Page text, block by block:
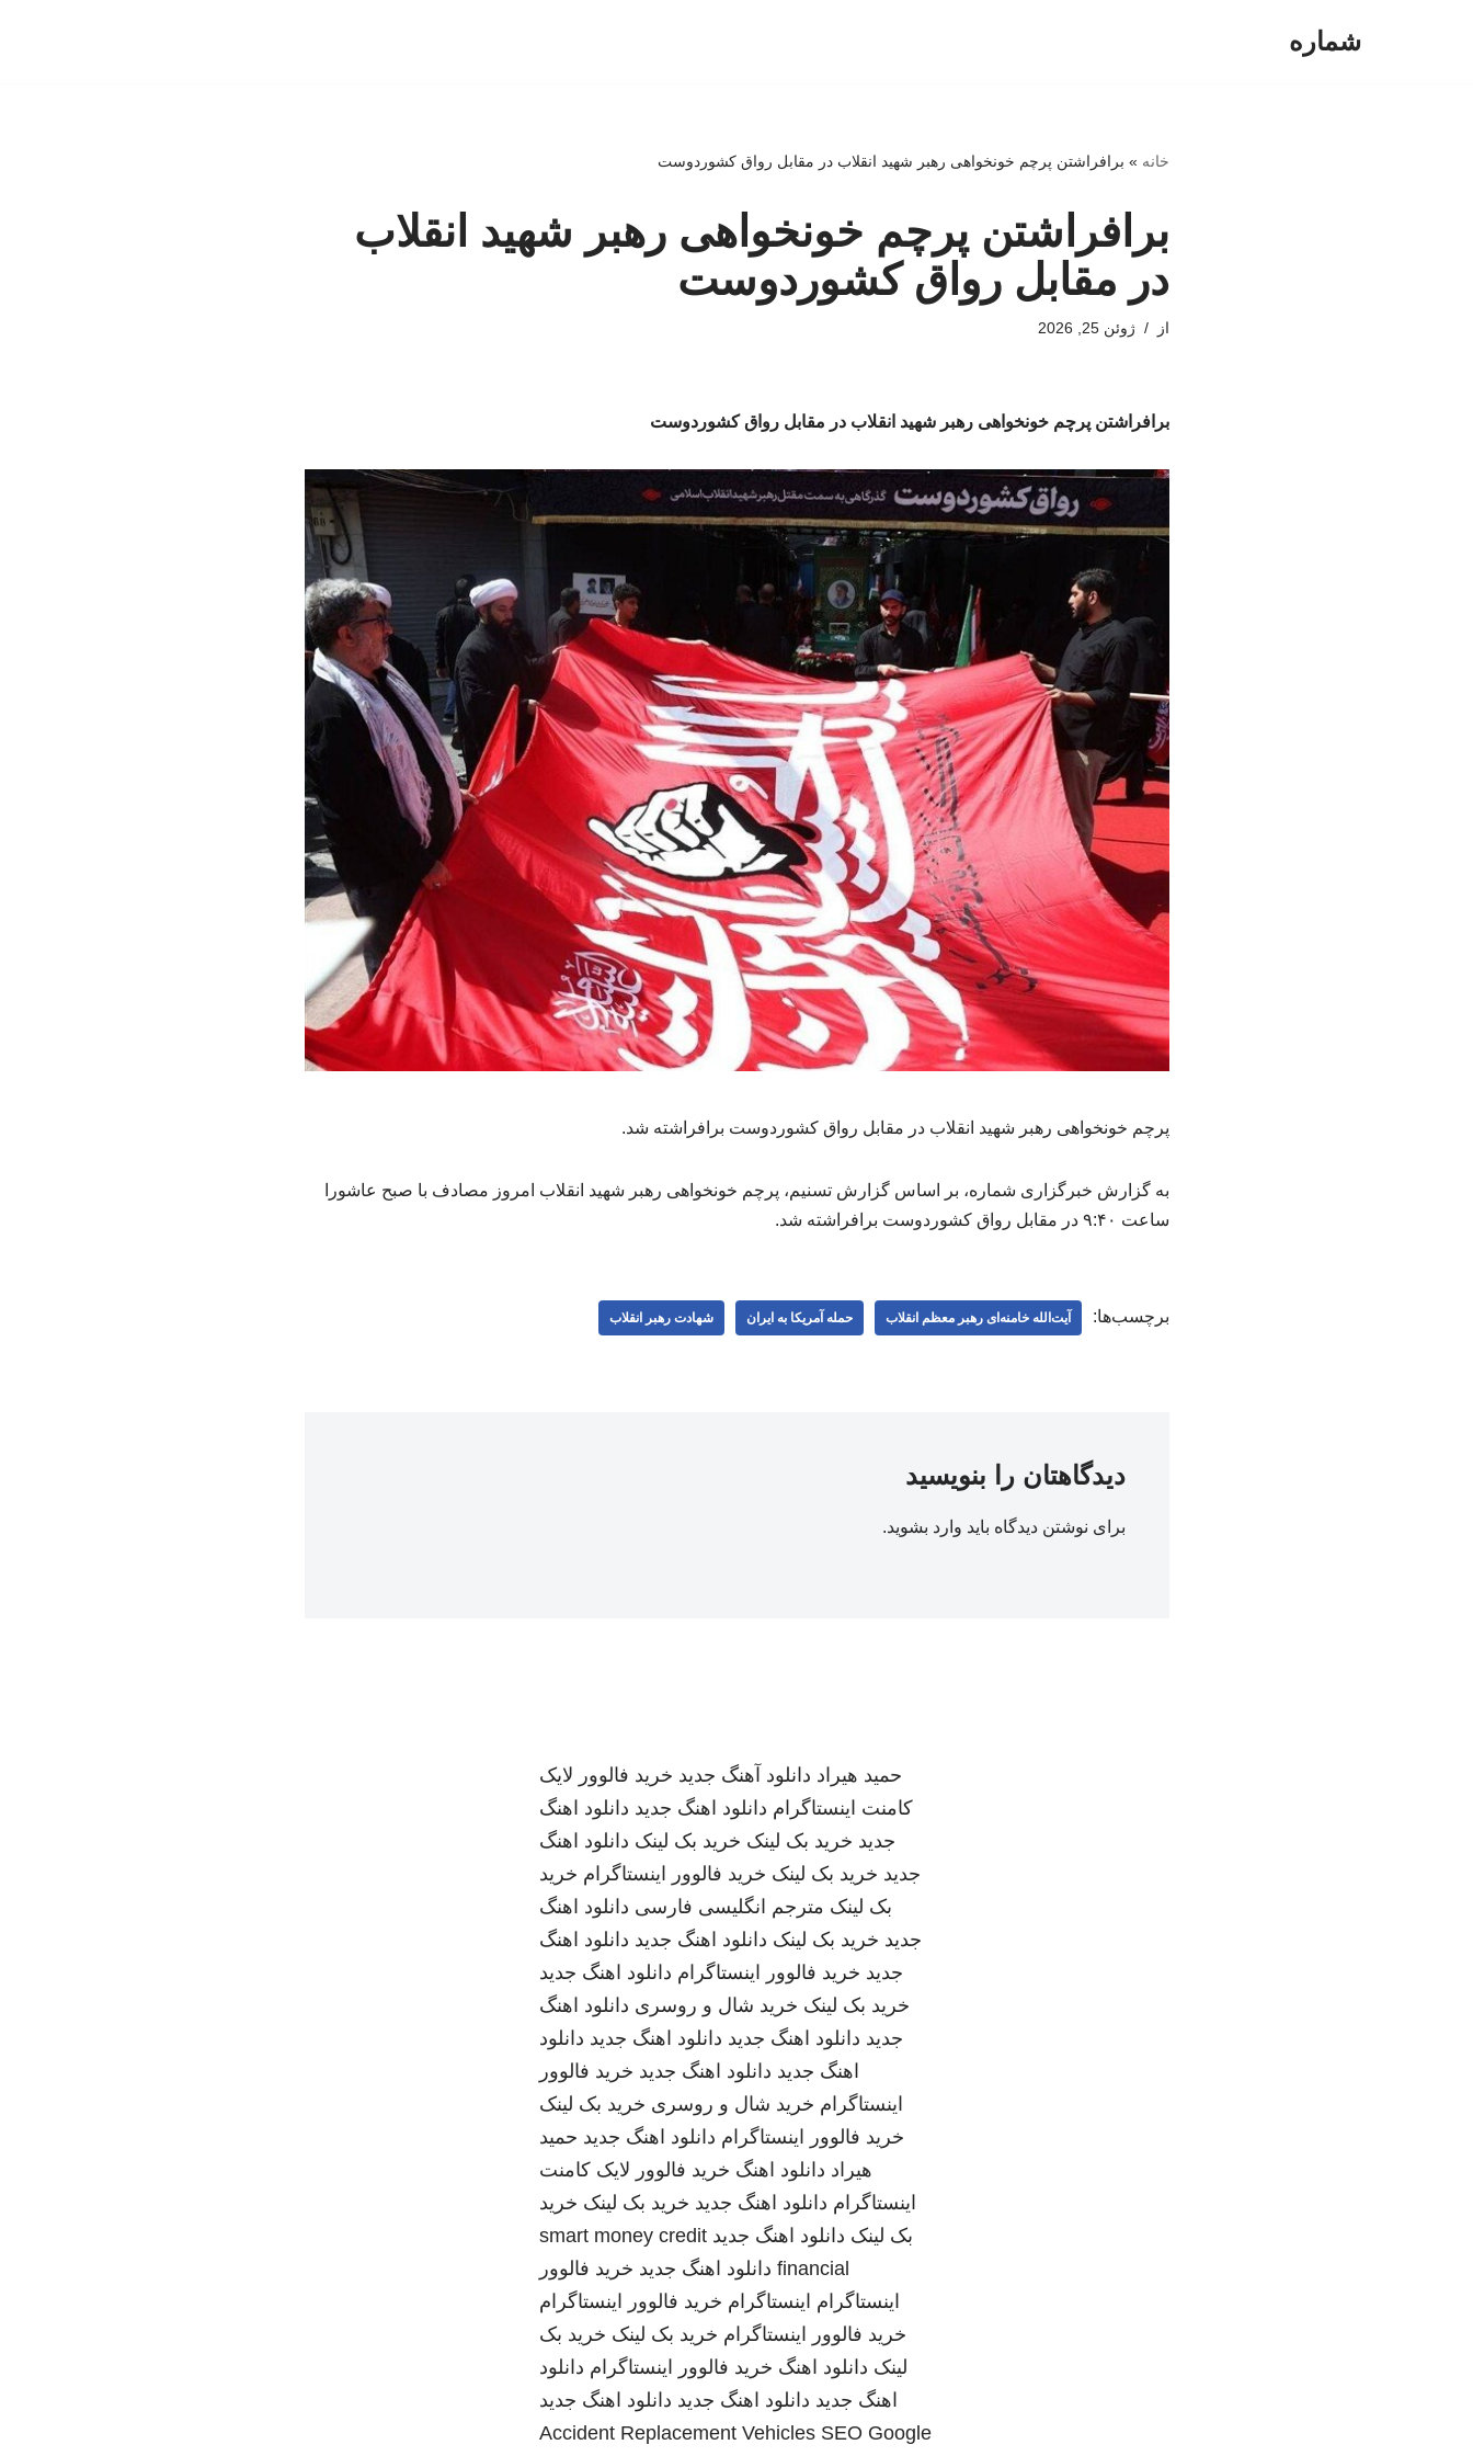
شماره
خانه » برافراشتن پرچم خونخواهی رهبر شهید انقلاب در مقابل رواق کشوردوست
برافراشتن پرچم خونخواهی رهبر شهید انقلاب
در مقابل رواق کشوردوست
از ژوئن 25, 2026
برافراشتن پرچم خونخواهی رهبر شهید انقلاب در مقابل رواق کشوردوست
پرچم خونخواهی رهبر شهید انقلاب در مقابل رواق کشوردوست برافراشته شد.
به گزارش خبرگزاری شماره، بر اساس گزارش تسنیم، پرچم خونخواهی رهبر شهید انقلاب امروز مصادف با صبح عاشورا
ساعت ۹:۴۰ در مقابل رواق کشوردوست برافراشته شد.
برچسب‌ها: آیت‌الله خامنه‌ای رهبر معظم انقلاب حمله آمریکا به ایران شهادت رهبر انقلاب
دیدگاهتان را بنویسید
برای نوشتن دیدگاه باید وارد بشوید.
حمید هیراد دانلود آهنگ جدید خرید فالوور لایک
کامنت اینستاگرام دانلود اهنگ جدید دانلود اهنگ
جدید خرید بک لینک خرید بک لینک دانلود اهنگ
جدید خرید بک لینک خرید فالوور اینستاگرام خرید
بک لینک مترجم انگلیسی فارسی دانلود اهنگ
جدید خرید بک لینک دانلود اهنگ جدید دانلود اهنگ
جدید خرید فالوور اینستاگرام دانلود اهنگ جدید
خرید بک لینک خرید شال و روسری دانلود اهنگ
جدید دانلود اهنگ جدید دانلود اهنگ جدید دانلود
اهنگ جدید دانلود اهنگ جدید خرید فالوور
اینستاگرام خرید شال و روسری خرید بک لینک
خرید فالوور اینستاگرام دانلود اهنگ جدید حمید
هیراد دانلود اهنگ خرید فالوور لایک کامنت
اینستاگرام دانلود اهنگ جدید خرید بک لینک خرید
بک لینک دانلود اهنگ جدید smart money credit
financial دانلود اهنگ جدید خرید فالوور
اینستاگرام اینستاگرام خرید فالوور اینستاگرام
خرید فالوور اینستاگرام خرید بک لینک خرید بک
لینک دانلود اهنگ خرید فالوور اینستاگرام دانلود
اهنگ جدید دانلود اهنگ جدید دانلود اهنگ جدید
Accident Replacement Vehicles SEO Google